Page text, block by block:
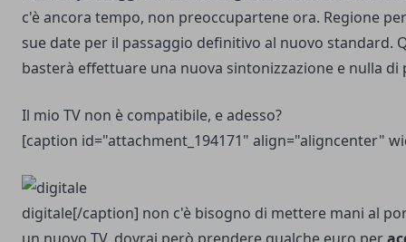
c'è ancora tempo, non preoccupartene ora. Regione
sue date per il passaggio definitivo al nuovo standard.
basterà effettuare una nuova sintonizzazione e nulla di
Il mio TV non è compatibile, e adesso?
[caption id="attachment_194171" align="aligncenter"
digitale[/caption] non c'è bisogno di mettere mani al